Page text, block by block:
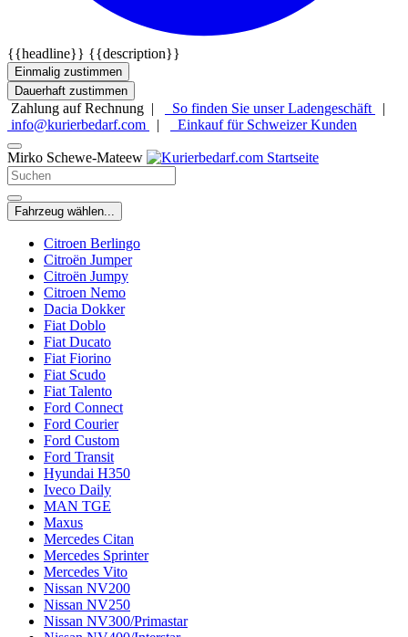
{{headline}} {{description}}
Einmalig zustimmen
Dauerhaft zustimmen
Zahlung auf Rechnung | So finden Sie unser Ladengeschäft
|
info@kurierbedarf.com
| Einkauf für Schweizer Kunden
Mirko Schewe-Mateew
Fahrzeug wählen...
Citroen Berlingo
Citroën Jumper
Citroën Jumpy
Citroen Nemo
Dacia Dokker
Fiat Doblo
Fiat Ducato
Fiat Fiorino
Fiat Scudo
Fiat Talento
Ford Connect
Ford Courier
Ford Custom
Ford Transit
Hyundai H350
Iveco Daily
MAN TGE
Maxus
Mercedes Citan
Mercedes Sprinter
Mercedes Vito
Nissan NV200
Nissan NV250
Nissan NV300/Primastar